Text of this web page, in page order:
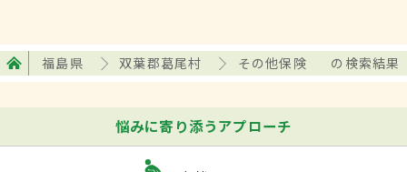
福島県 双葉郡葛尾村 その他保険 の検索結果
悩みに寄り添うアプローチ